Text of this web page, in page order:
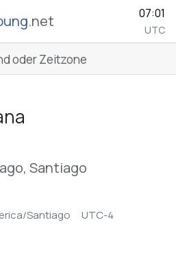
.net 07:01
UTC
Santiago
Santiago UTC-4